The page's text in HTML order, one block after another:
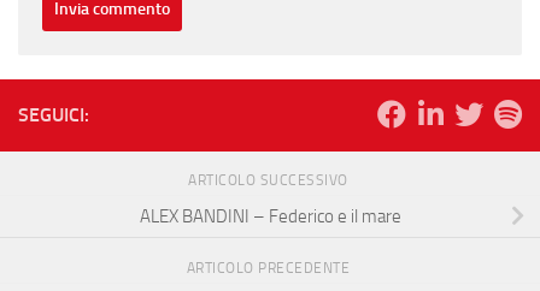
SEGUICI:
ARTICOLO SUCCESSIVO
ALEX BANDINI – Federico e il mare
ARTICOLO PRECEDENTE